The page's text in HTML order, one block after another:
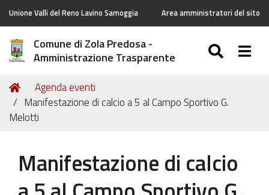
Unione Valli del Reno Lavino Samoggia Area amministratori del sito
Comune di Zola Predosa -
Amministrazione Trasparente
Tu
sei
qui:
Home
Agenda eventi
Manifestazione di calcio a 5 al Campo Sportivo G.
Melotti
Manifestazione di calcio